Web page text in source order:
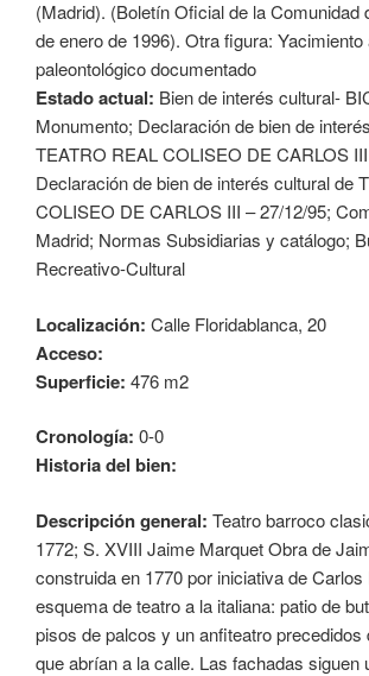
(Madrid). (Boletín Oficial de la Comunidad
de enero de 1996). Otra figura:
paleontológico documentado
Estado actual: Bien de interés cultural-
Monumento; Declaración de bien de
TEATRO REAL COLISEO DE CARLOS
Declaración de bien de interés cultural de
COLISEO DE CARLOS III – 27/12/95;
Madrid; Normas Subsidiarias y catálogo;
Recreativo-Cultural
Localización: Calle Floridablanca, 20
Acceso:
Superficie: 476 m2
Cronología: 0-0
Historia del bien:
Descripción general: Teatro barroco
1772; S. XVIII Jaime Marquet Obra de
construida en 1770 por iniciativa de Carlos
esquema de teatro a la italiana: patio de
pisos de palcos y un anfiteatro precedidos
que abrían a la calle. Las fachadas siguen